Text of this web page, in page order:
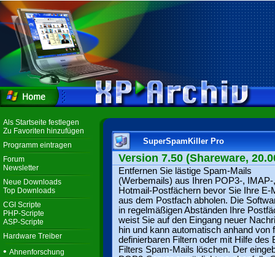
Als Startseite festlegen
Zu Favoriten hinzufügen
Programm eintragen
Forum
Newsletter
Neue Downloads
Top Downloads
CGI Scripte
PHP-Scripte
ASP-Scripte
Hardware Treiber
• Ahnenforschung
SuperSpamKiller Pro
Version 7.50 (Shareware,
Entfernen Sie lästige Spam-Mails
(Werbemails) aus Ihren POP3-, IMAP-
Hotmail-Postfächern bevor Sie Ihre E-
aus dem Postfach abholen. Die
in regelmäßigen Abständen Ihre
weist Sie auf den Eingang neuer
hin und kann automatisch anhand von
definierbaren Filtern oder mit Hilfe des
Filters Spam-Mails löschen. Der